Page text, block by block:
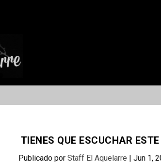
TIENES QUE ESCUCHAR
Publicado porStaff El Aquelarre |Jun 1,